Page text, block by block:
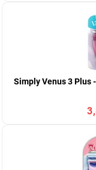
Simply Venus 3 Plus